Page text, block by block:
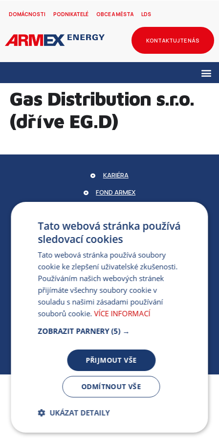
DOMÁCNOSTI PODNIKATELÉ OBCE A MĚSTA LDS
KONTAKTUJTE NÁS
Gas Distribution s.r.o.
(dříve EG.D)
Jsme součástí skupiny ARMEX a členem Asociace
nezávislých dodavatelů energií.
KARIÉRA
FOND ARMEX
PARTNERSKÝ PORTÁL
PRO MÉDIA
MÁM DOTAZ KE STÁVAJÍCÍ SMLOUVĚ
412 154 154
PO-PÁ 7:30-17:00
Tato webová stránka používá
sledovací cookies
Tato webová stránka používá soubory
cookie ke zlepšení uživatelské zkušenosti.
Používáním našich webových stránek
přijímáte všechny soubory cookie v
souladu s našimi zásadami používání
souborů cookie. VÍCE INFORMACÍ
ZOBRAZIT PARNERY (5) →
PŘIJMOUT VŠE
ODMÍTNOUT VŠE
UKÁZAT DETAILY
Bezpodmínečně
Výkonnostní